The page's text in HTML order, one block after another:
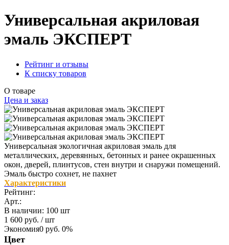
Универсальная акриловая
эмаль ЭКСПЕРТ
Рейтинг и отзывы
К списку товаров
О товаре
Цена и заказ
Универсальная экологичная акриловая эмаль для
металлических, деревянных, бетонных и ранее окрашенных
окон, дверей, плинтусов, стен внутри и снаружи помещений.
Эмаль быстро сохнет, не пахнет
Характеристики
Рейтинг:
Арт.:
В наличии: 100 шт
1 600 руб. / шт
Экономия0 руб. 0%
Цвет